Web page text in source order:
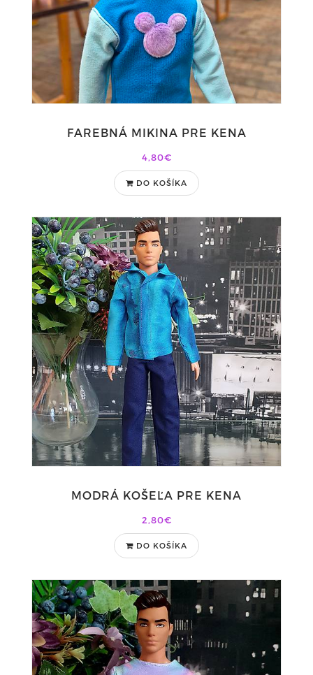
FAREBNÁ MIKINA PRE KENA
4,80€
DO KOŠÍKA
MODRÁ KOŠEĽA PRE KENA
2,80€
DO KOŠÍKA